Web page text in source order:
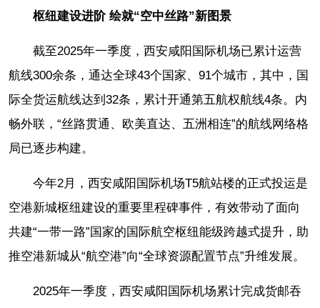
枢纽建设进阶 绘就“空中丝路”新图景
截至2025年一季度，西安咸阳国际机场已累计运营
航线300余条，通达全球43个国家、91个城市，其中，国
际全货运航线达到32条，累计开通第五航权航线4条。内
畅外联，“丝路贯通、欧美直达、五洲相连”的航线网络格
局已逐步构建。
今年2月，西安咸阳国际机场T5航站楼的正式投运是
空港新城枢纽建设的重要里程碑事件，有效带动了面向
共建“一带一路”国家的国际航空枢纽能级跨越式提升，助
推空港新城从“航空港”向“全球资源配置节点”升维发展。
2025年一季度，西安咸阳国际机场累计完成货邮吞